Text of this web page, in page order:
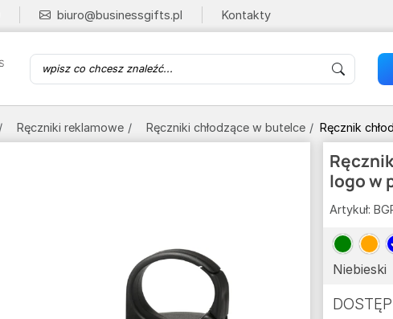
biuro@businessgifts.pl Kontakty
Ręczniki reklamowe Ręczniki chłodzące w butelce Ręcznik
logo w
Artykuł:
Niebieski